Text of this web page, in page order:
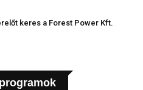
keres a Forest Power Kft.